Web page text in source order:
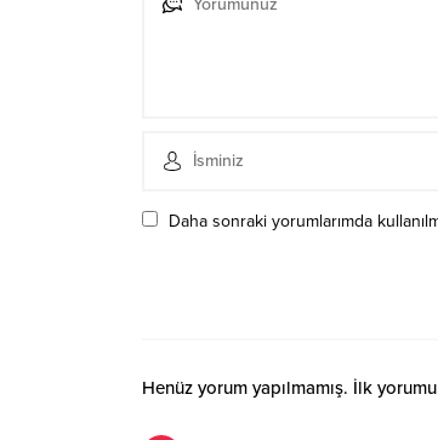
Daha sonraki yorumlarımda
Henüz yorum yapılmamış. İlk